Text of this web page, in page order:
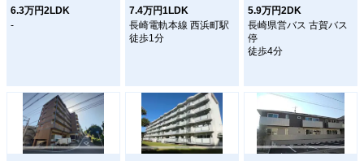
6.3万円2LDK
-
7.4万円1LDK
長崎電軌本線 西浜町駅
徒歩1分
5.9万円2DK
長崎県営バス 古賀バス
停
徒歩4分